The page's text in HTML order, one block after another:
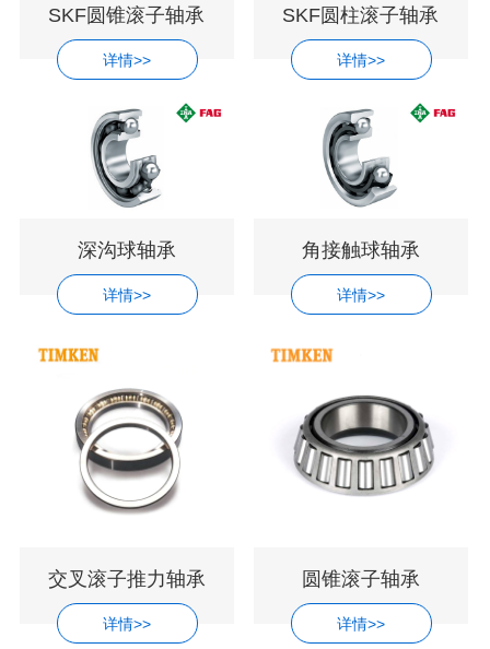
SKF圆锥滚子轴承
详情>>
SKF圆柱滚子轴承
详情>>
深沟球轴承
详情>>
角接触球轴承
详情>>
交叉滚子推力轴承
详情>>
圆锥滚子轴承
详情>>